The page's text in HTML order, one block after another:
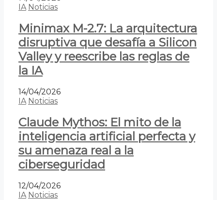
IA Noticias
Minimax M-2.7: La arquitectura
disruptiva que desafía a Silicon
Valley y reescribe las reglas de
la IA
14/04/2026
IA Noticias
Claude Mythos: El mito de la
inteligencia artificial perfecta y
su amenaza real a la
ciberseguridad
12/04/2026
IA Noticias